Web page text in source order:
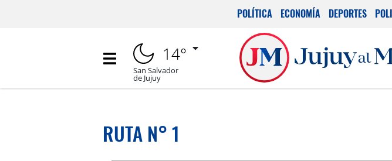
POLÍTICA ECONOMÍA DEPORTES
14°
San Salvador
de Jujuy
RUTA N° 1